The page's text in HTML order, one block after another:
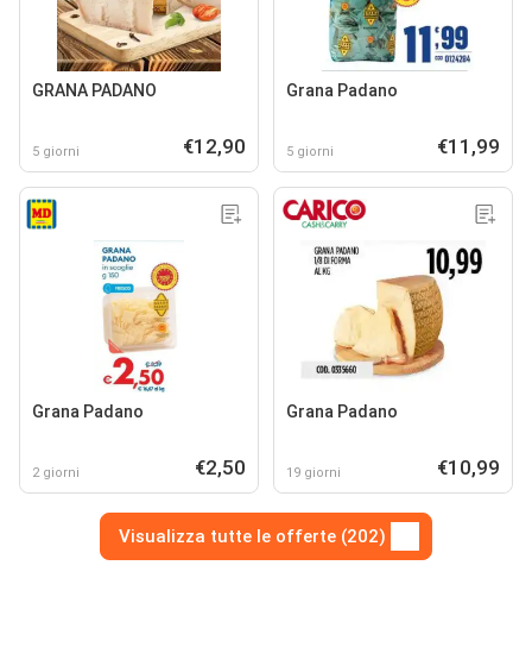
GRANA PADANO
5 giorni €12,90
Grana Padano
5 giorni €11,99
Grana Padano
2 giorni €2,50
Grana Padano
19 giorni €10,99
Visualizza tutte le offerte (202)